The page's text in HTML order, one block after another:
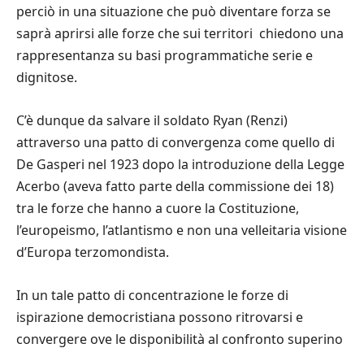
perciò in una situazione che può diventare forza se
saprà aprirsi alle forze che sui territori chiedono una
rappresentanza su basi programmatiche serie e
dignitose.
C’è dunque da salvare il soldato Ryan (Renzi)
attraverso una patto di convergenza come quello di
De Gasperi nel 1923 dopo la introduzione della Legge
Acerbo (aveva fatto parte della commissione dei 18)
tra le forze che hanno a cuore la Costituzione,
l’europeismo, l’atlantismo e non una velleitaria visione
d’Europa terzomondista.
In un tale patto di concentrazione le forze di
ispirazione democristiana possono ritrovarsi e
convergere ove le disponibilità al confronto superino